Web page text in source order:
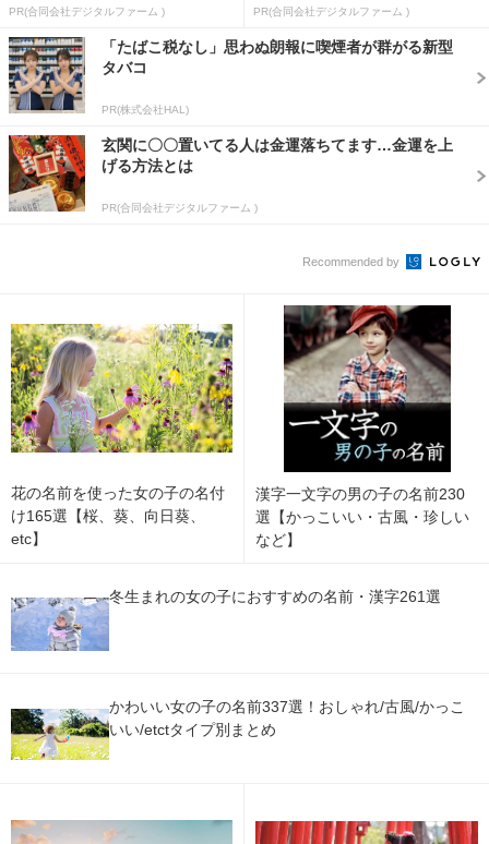
PR(合同会社デジタルファーム ) PR(合同会社デジタルファーム )
「たばこ税なし」思わぬ朗報に喫煙者が群がる新型
タバコ
PR(株式会社HAL)
玄関に〇〇置いてる人は金運落ちてます…金運を上
げる方法とは
PR(合同会社デジタルファーム )
Recommended by
花の名前を使った女の子の名付
け165選【桜、葵、向日葵、
etc】
漢字一文字の男の子の名前230
選【かっこいい・古風・珍しい
など】
冬生まれの女の子におすすめの名前・漢字261選
かわいい女の子の名前337選！おしゃれ/古風/かっこ
いい/etctタイプ別まとめ